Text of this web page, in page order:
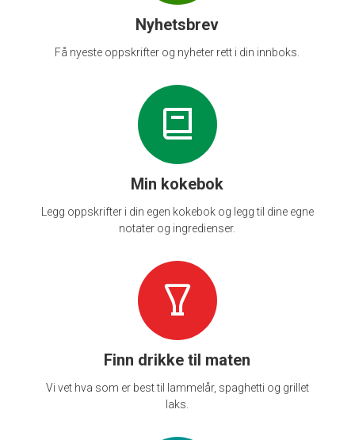
Nyhetsbrev
Få nyeste oppskrifter og nyheter rett i din innboks.
Min kokebok
Legg oppskrifter i din egen kokebok og legg til dine egne
notater og ingredienser.
Finn drikke til maten
Vi vet hva som er best til lammelår, spaghetti og grillet
laks.